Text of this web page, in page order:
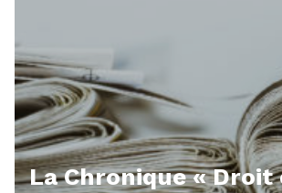
La Chronique « Droit